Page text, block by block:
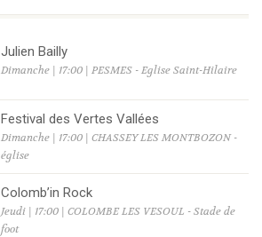
Julien Bailly
Dimanche | 17:00 | PESMES - Eglise Saint-Hilaire
Festival des Vertes Vallées
Dimanche | 17:00 | CHASSEY LES MONTBOZON -
église
Colomb’in Rock
Jeudi | 17:00 | COLOMBE LES VESOUL - Stade de
foot